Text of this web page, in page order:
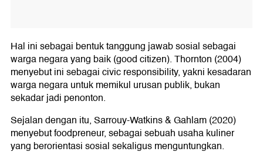
Hal ini sebagai bentuk tanggung jawab sosial sebagai
warga negara yang baik (good citizen). Thornton (2004)
menyebut ini sebagai civic responsibility, yakni kesadaran
warga negara untuk memikul urusan publik, bukan
sekadar jadi penonton.
Sejalan dengan itu, Sarrouy-Watkins & Gahlam (2020)
menyebut foodpreneur, sebagai sebuah usaha kuliner
yang berorientasi sosial sekaligus menguntungkan.